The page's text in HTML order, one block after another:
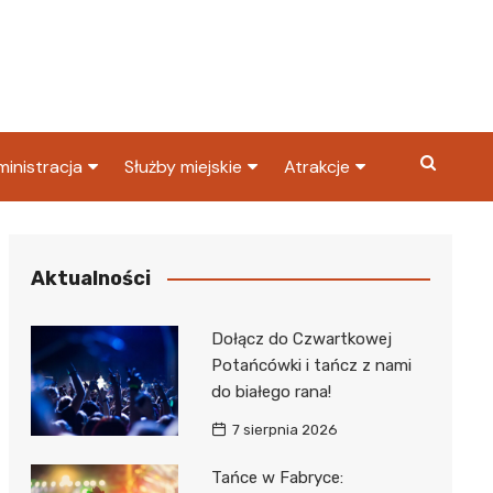
Skarbowy
Służby miejskie
Policja
Atrakcje
Aktualności
Dołącz do Czwartkowej
Potańcówki i tańcz z nami
do białego rana!
7 sierpnia 2026
Tańce w Fabryce: